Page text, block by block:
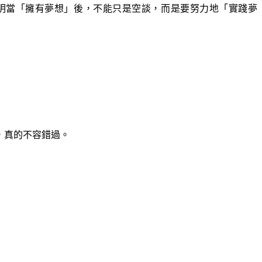
「擁有夢想」後，不能只是空談，而是要努力地「實踐夢
的不容錯過。